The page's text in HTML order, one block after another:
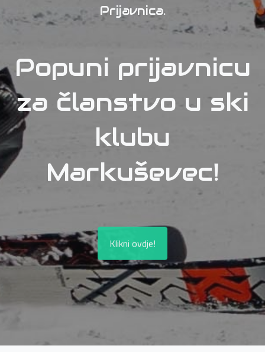
Prijavnica
Popuni prijavnicu
za članstvo u ski
klubu
Markuševec!
Klikni ovdje!